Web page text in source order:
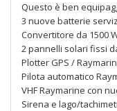
Questo è ben
3 nuove batterie
Convertitore da 1500
2 pannelli solari fissi
Plotter GPS /
Pilota automatico
VHF Raymarine con
Sirena e lago/